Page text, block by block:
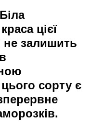
цієї
не залишить
сорту є